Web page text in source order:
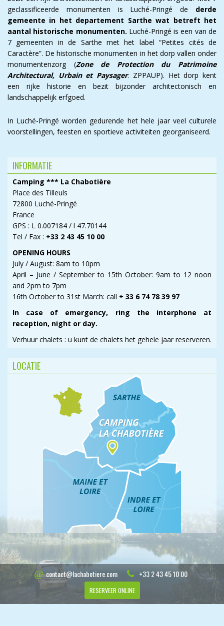
geclassificeerde monumenten is Luché-Pringé de derde
gemeente in het departement Sarthe wat betreft het
aantal historische monumenten. Luché-Pringé is een van de
7 gemeenten in de Sarthe met het label “Petites cités de
Caractère”. De historische monumenten in het dorp vallen onder
monumentenzorg (Zone de Protection du Patrimoine
Architectural, Urbain et Paysager: ZPPAUP). Het dorp kent
een rijke historie en bezit bijzonder architectonisch en
landschappelijk erfgoed.
In Luché-Pringé worden gedurende het hele jaar veel culturele
voorstellingen, feesten en sportieve activiteiten georganiseerd.
INFORMATIE
Camping *** La Chabotière
Place des Tilleuls
72800 Luché-­Pringé
France
GPS : L 0.007184 / l 47.70144
Tel / Fax : +33 2 43 45 10 00
OPENING HOURS
July / August: 8am to 10pm
April – June / September to 15th October: 9am to 12 noon
and 2pm to 7pm
16th October to 31st March: call + 33 6 74 78 39 97
In case of emergency, ring the interphone at
reception, night or day.
Verhuur chalets : u kunt de chalets het gehele jaar reserveren.
LOCATIE
contact@lachabotiere.com +33 2 43 45 10 00
RESERVEER ONLINE